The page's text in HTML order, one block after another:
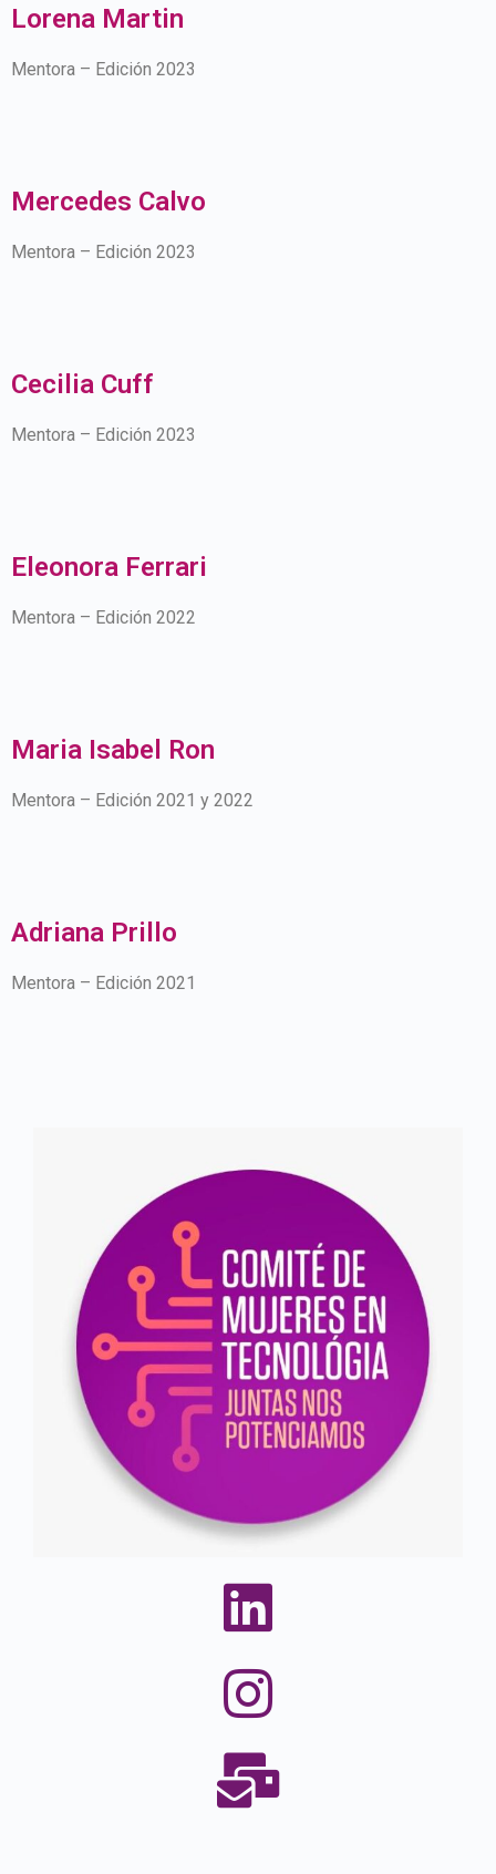
Lorena Martin
Mentora – Edición 2023
Mercedes Calvo
Mentora – Edición 2023
Cecilia Cuff
Mentora – Edición 2023
Eleonora Ferrari
Mentora – Edición 2022
Maria Isabel Ron
Mentora – Edición 2021 y 2022
Adriana Prillo
Mentora – Edición 2021